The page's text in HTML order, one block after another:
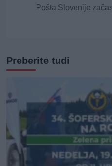
Pošta Slovenije
Preberite tudi